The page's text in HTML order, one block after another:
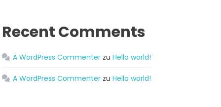
Recent Comments
A WordPress Commenter zuHello world!
A WordPress Commenter zuHello world!